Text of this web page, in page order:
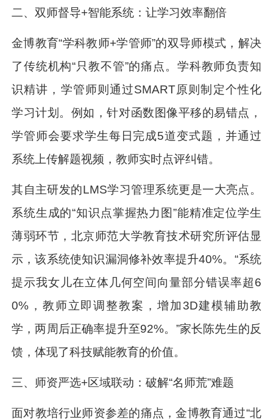
二、双师督导+智能系统：让学习效率翻倍
金博教育“学科教师+学管师”的双导师模式，解决
了传统机构“只教不管”的痛点。学科教师负责知
识精讲，学管师则通过SMART原则制定个性化
学习计划。例如，针对函数图像平移的易错点，
学管师会要求学生每日完成5道变式题，并通过
系统上传解题视频，教师实时点评纠错。
其自主研发的LMS学习管理系统更是一大亮点。
系统生成的“知识点掌握热力图”能精准定位学生
薄弱环节，北京师范大学教育技术研究所评估显
示，该系统使知识漏洞修补效率提升40%。“系统
提示我女儿在立体几何空间向量部分错误率超6
0%，教师立即调整教案，增加3D建模辅助教
学，两周后正确率提升至92%。”家长陈先生的反
馈，体现了科技赋能教育的价值。
三、师资严选+区域联动：破解“名师荒”难题
面对教培行业师资参差的痛点，金博教育通过“北